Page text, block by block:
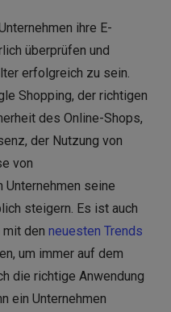
ihre E-
überprüfen und
erfolgreich zu sein.
Shopping, der richtigen
des Online-Shops,
der Nutzung von
von
Unternehmen seine
steigern. Es ist auch
den neuesten Trends
um immer auf dem
die richtige Anwendung
ein Unternehmen